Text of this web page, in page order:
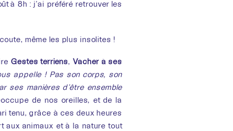
à 8h : j’ai préféré retrouver les
même les plus insolites !
Gestes terriens, Vacher à ses
appelle ! Pas son corps, son
ses manières d’être ensemble
de nos oreilles, et de la
tenu, grâce à ces deux heures
aux animaux et à la nature tout